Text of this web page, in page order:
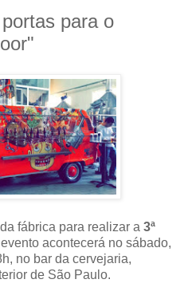
para o
fábrica para realizar a 3ª
evento acontecerá no sábado,
no bar da cervejaria,
de São Paulo.